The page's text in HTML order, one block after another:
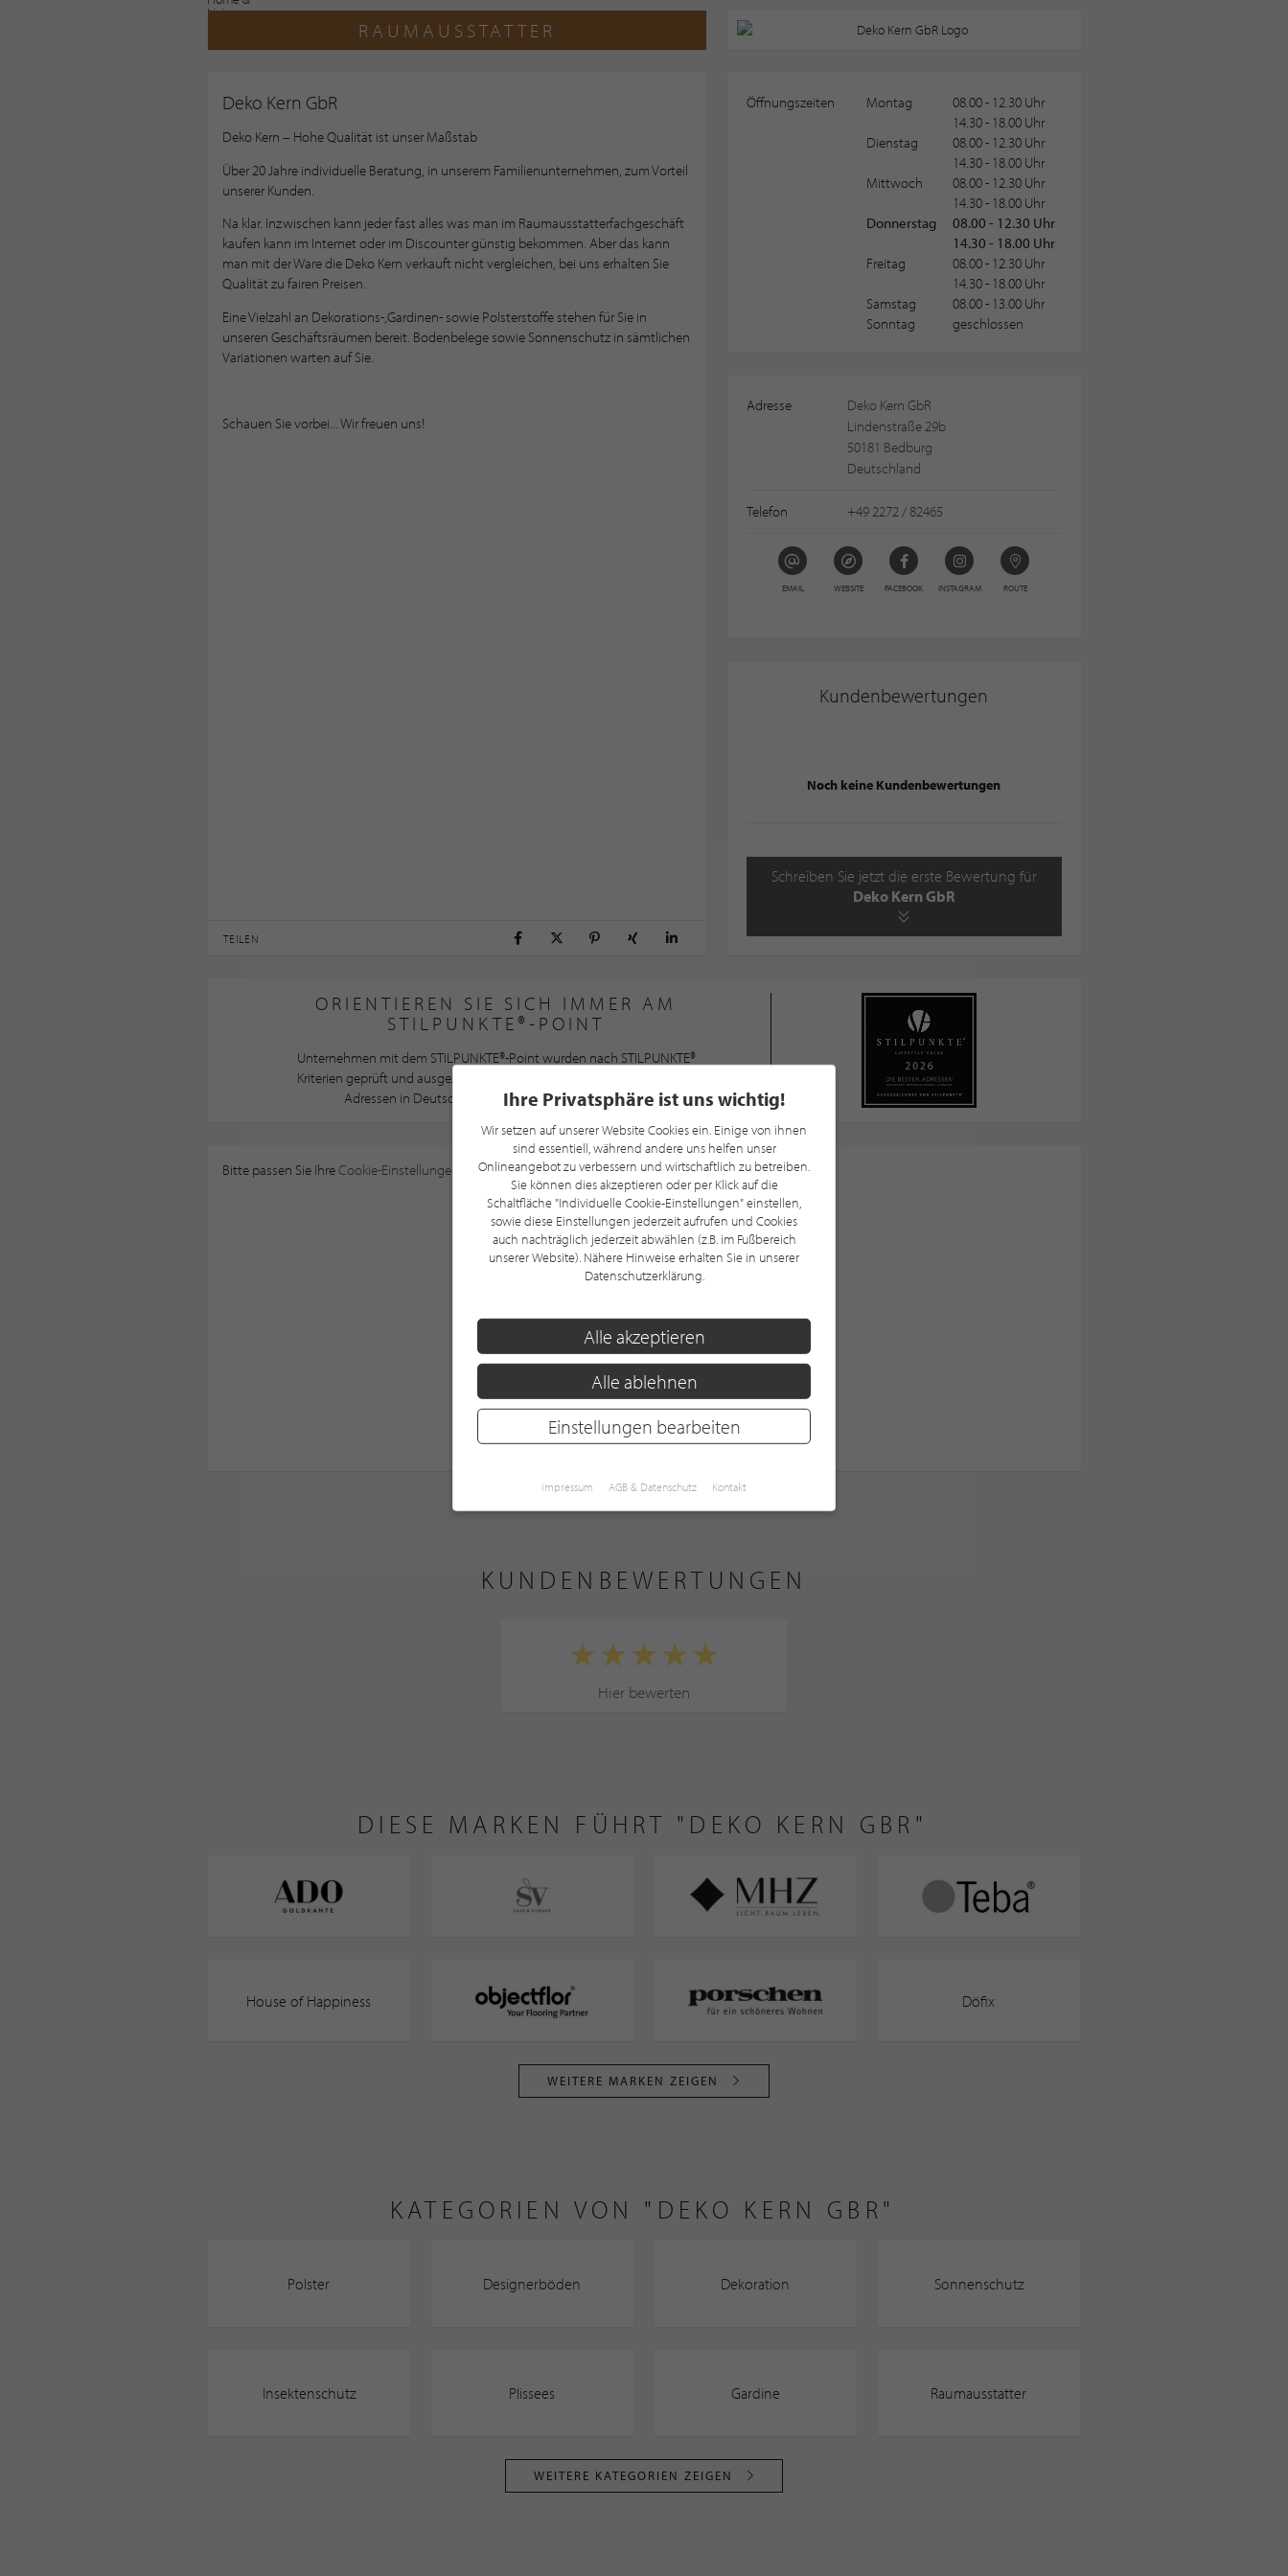
RAUMAUSSTATTER
Deko Kern GbR
Deko Kern – Hohe Qualität ist unser Maßstab
Über 20 Jahre individuelle Beratung, in unserem Familienunternehmen, zum Vorteil
unserer Kunden.
Na klar. Inzwischen kann jeder fast alles was man im Raumausstatterfachgeschäft
kaufen kann im Internet oder im Discounter günstig bekommen. Aber das kann
man mit der Ware die Deko Kern verkauft nicht vergleichen, bei uns erhalten Sie
Qualität zu fairen Preisen.
Eine Vielzahl an Dekorations-,Gardinen- sowie Polsterstoffe stehen für Sie in
unseren Geschäftsräumen bereit. Bodenbelege sowie Sonnenschutz in sämtlichen
Variationen warten auf Sie.
Schauen Sie vorbei... Wir freuen uns!
TEILEN
Öffnungszeiten Montag
08.00 - 12.30 Uhr
14.30 - 18.00 Uhr
Dienstag
08.00 - 12.30 Uhr
14.30 - 18.00 Uhr
Mittwoch
08.00 - 12.30 Uhr
14.30 - 18.00 Uhr
Donnerstag
08.00 - 12.30 Uhr
14.30 - 18.00 Uhr
Freitag
08.00 - 12.30 Uhr
14.30 - 18.00 Uhr
Samstag
08.00 - 13.00 Uhr
Sonntag
geschlossen
Adresse
Deko Kern GbR
Lindenstraße 29b
50181 Bedburg
Deutschland
Telefon +49 2272 / 82465
EMAIL WEBSITE FACEBOOK INSTAGRAM ROUTE
Kundenbewertungen
Noch keine Kundenbewertungen
Schreiben Sie jetzt die erste Bewertung für
Deko Kern GbR
ORIENTIEREN SIE SICH IMMER AM
STILPUNKTE®-POINT
Unternehmen mit dem STILPUNKTE®-Point wurden nach STILPUNKTE®
Kriterien geprüft und ausgezeichnet und gehören somit zu den besten
Adressen in Deutschland, Österreich und der Schweiz
Bitte passen Sie IhreCookie-Einstellungen an, um diese Karte sehen zu können.
KUNDENBEWERTUNGEN
Hier bewerten
DIESE MARKEN FÜHRT "DEKO KERN GBR"
House of Happiness Döfix
WEITERE MARKEN ZEIGEN
KATEGORIEN VON "DEKO KERN GBR"
Polster Designerböden Dekoration Sonnenschutz
Insektenschutz Plissees Gardine Raumausstatter
WEITERE KATEGORIEN ZEIGEN
Ihre Privatsphäre ist uns wichtig!
Wir setzen auf unserer Website Cookies ein. Einige von ihnen
sind essentiell, während andere uns helfen unser
Onlineangebot zu verbessern und wirtschaftlich zu betreiben.
Sie können dies akzeptieren oder per Klick auf die
Schaltfläche "Individuelle Cookie-Einstellungen" einstellen,
sowie diese Einstellungen jederzeit aufrufen und Cookies
auch nachträglich jederzeit abwählen (z.B. im Fußbereich
unserer Website). Nähere Hinweise erhalten Sie in unserer
Datenschutzerklärung.
Alle akzeptieren
Alle ablehnen
Einstellungen bearbeiten
Impressum AGB & Datenschutz Kontakt